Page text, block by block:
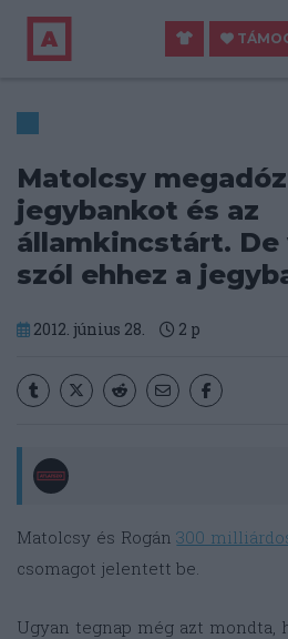
Matolcsy
jegybankot és az
államkincstárt. De
szól ehhez a
2012. június 28. 2 p
Matolcsy és Rogán300
csomagot jelentett be.
Ugyan tegnap még azt mondta,